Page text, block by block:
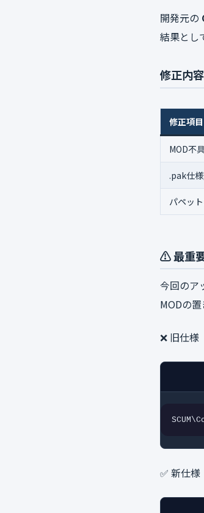
開発元の
結果とし
修正内
修正項目
MOD不
.pak仕
パペッ
⚠️ 最重
今回のア
MODの置
❌ 旧仕様
✅ 新仕様